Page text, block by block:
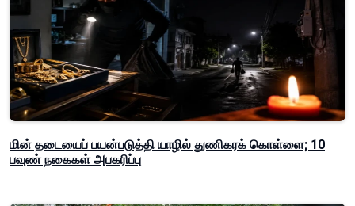
மின் தடையைப் பயன்படுத்தி யாழில் துணிகரக் கொள்ளை; 10
பவுண் நகைகள் அபகரிப்பு